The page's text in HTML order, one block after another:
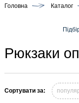
Головна Каталог
Рюкзаки
Сортувати за: